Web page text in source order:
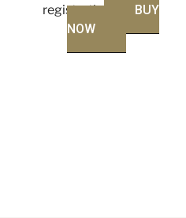
registrati
BUY
NOW